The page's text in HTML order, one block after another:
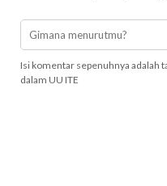
Isi komentar sepenuhnya adalah
dalam UU ITE